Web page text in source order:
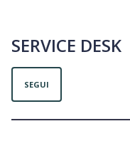
SERVICE DESK
SEGUI